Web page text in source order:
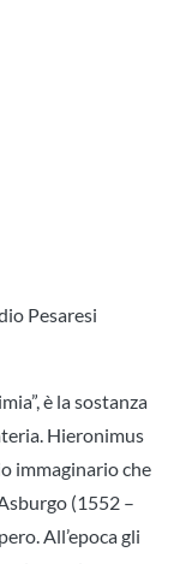
Pesaresi
è la sostanza
Hieronimus
immaginario che
(1552 –
All’epoca gli